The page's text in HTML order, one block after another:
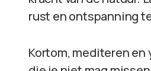
rust en ontspanning
Kortom, mediteren en